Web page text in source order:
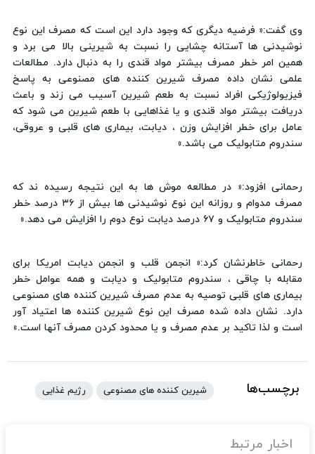
وی گفت:« فرضیه دیگری که وجود دارد این است که مصرف این نوع
نوشیدنی ها آستانه چشایی را نسبت به شیرینی بالا می برد و
همین امر خطر مصرف بیشتر مواد قندی را به دنبال دارد. مطالعات
علمی نشان داده مصرف شیرین کننده های مصنوعی به پاسخ
فیزیولوژیکی افراد نسبت به طعم شیرین آسیب می زند و باعث
دریافت بیشتر مواد قندی و یا غذاهایی با طعم شیرین می شود که
عامل برای خطر افزایش وزن ، دیابت، بیماری های قلبی و عروقی،
سندروم متابولیک می باشد.»
رحمانی افزود:« در مطالعه موش ها به این نتیجه رسیده ند که
مصرف مدوام و روزانه این نوع نوشیدنی ها بیش از ۳۶ درصد خطر
سندروم متابولیک و ۶۷ درصد دیابت نوع دوم را افزایش می دهد.»
رحمانی خاطرنشان کرد:« انجمن قلب و انجمن دیابت امریکا برای
مقابله با چاقی ، سندروم متابولیک و دیابت و همه عوامل خطر
بیماری های قلبی توصیه به عدم مصرف شیرین کننده های مصنوعی
دارد. نشان داده شده مصرف این نوع شیرین کننده ها اعتیاد آور
است و لذا تاکید بر عدم مصرف و یا محدود کردن مصرف آنها است.»
برچسب‌ها شیرین کننده های مصنوعی رژیم غذایی
اخبار مرتبط